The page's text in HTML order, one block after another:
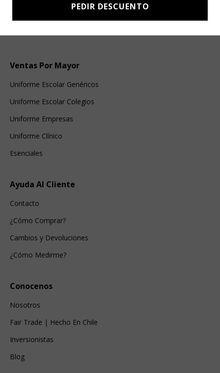
Ventas Por Mayor
Uniforme Escolar Genéricos
Uniforme Escolar Colegios
Uniforme Empresas
Uniforme Clínico
Esenciales
Ayuda Al Cliente
Contacto
¿Cómo Comprar?
Cambios y Devoluciones
¿Cómo Medirme?
Conocenos
Nosotros
Fair Trade | Hecho En Chile
Inversionistas
Blog
PEDIR DESCUENTO